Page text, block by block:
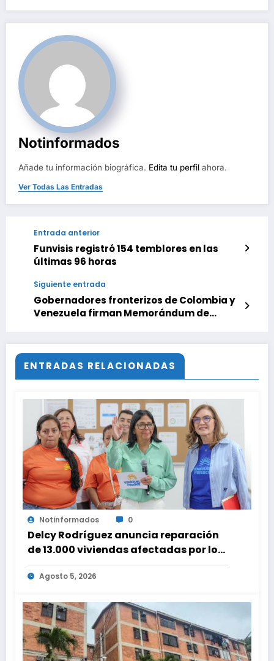
Notinformados
Añade tu información biográfica. Edita tu perfil ahora.
Ver Todas Las Entradas
Entrada anterior
Funvisis registró 154 temblores en las
últimas 96 horas
Siguiente entrada
Gobernadores fronterizos de Colombia y
Venezuela firman Memorándum de
ENTRADAS RELACIONADAS
Notinformados 0
Delcy Rodríguez anuncia reparación
de 13.000 viviendas afectadas por los
terremotos
Agosto 5, 2026